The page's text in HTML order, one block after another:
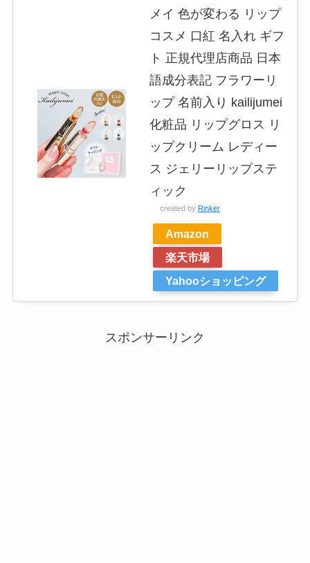
メイ 色が変わる リップ
コスメ 口紅 名入れ ギフ
ト 正規代理店商品 日本
語成分表記 フラワーリ
ップ 名前入り kailijumei
化粧品 リップグロス リ
ップクリーム レディー
ス ジェリーリップステ
ィック
created by Rinker
Amazon
楽天市場
Yahooショッピング
スポンサーリンク